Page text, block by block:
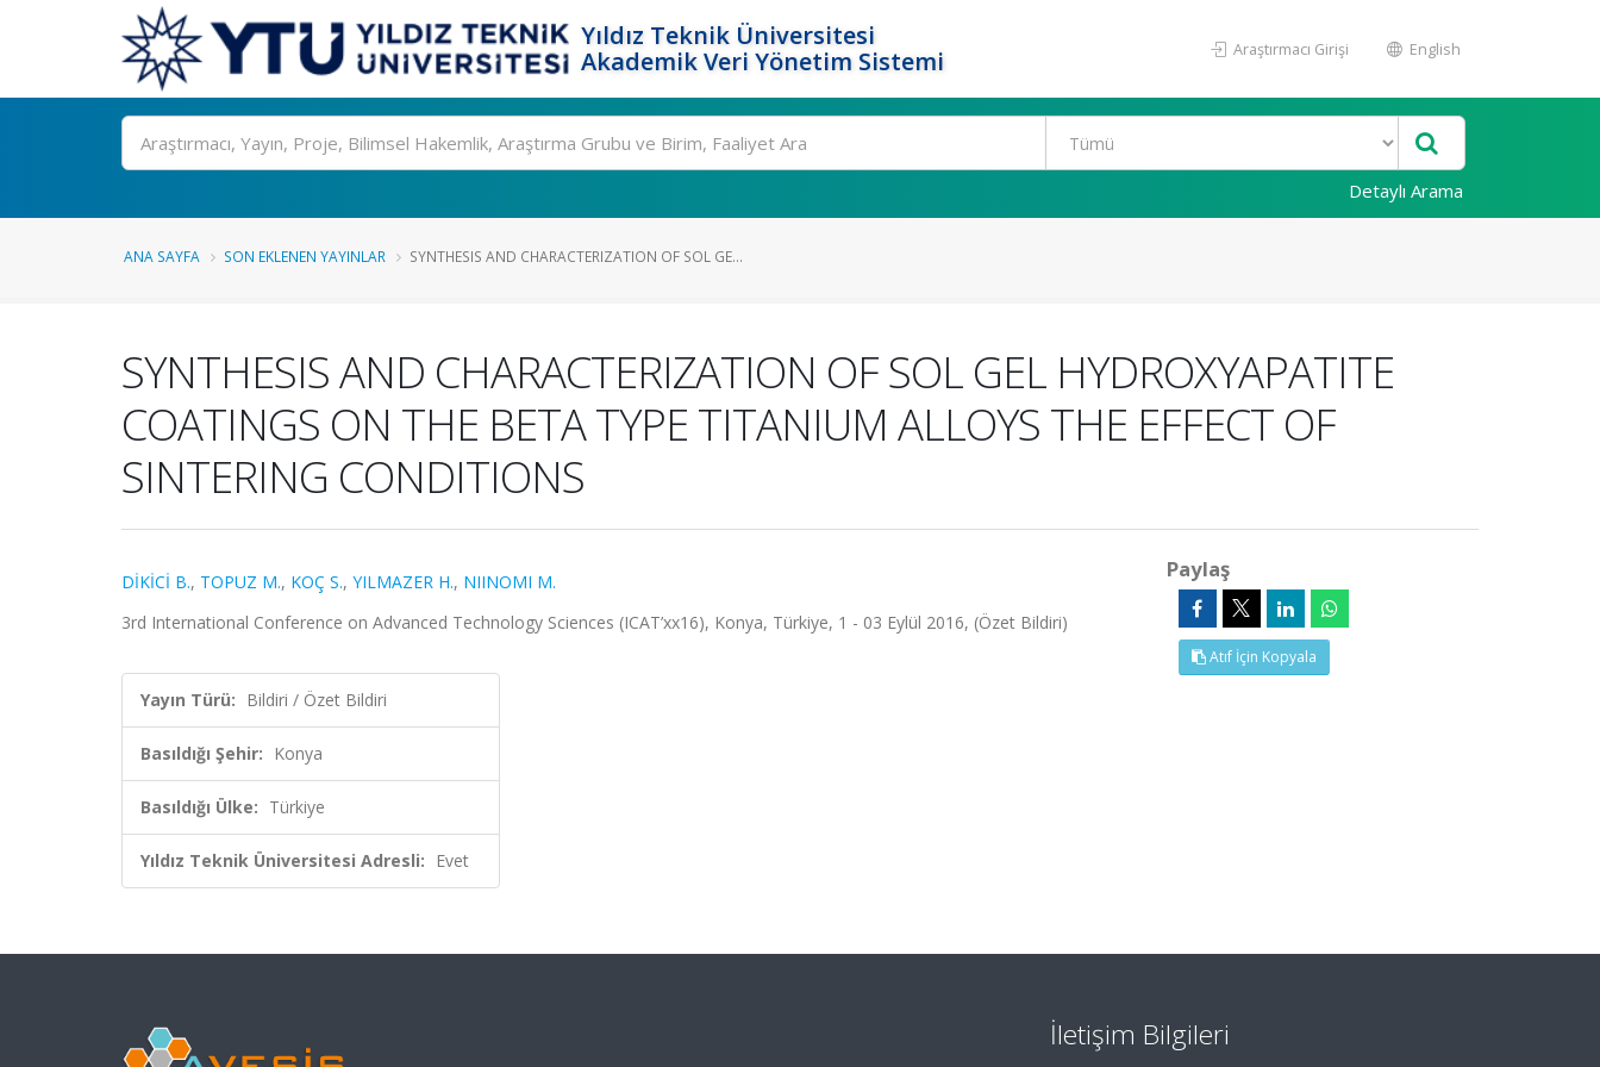
Yıldız Teknik Üniversitesi
Akademik Veri Yönetim Sistemi
Araştırmacı Girişi English
Ara
Detaylı Arama
ANA SAYFA SON EKLENEN YAYINLAR SYNTHESIS AND CHARACTERIZATION OF SOL GE...
SYNTHESIS AND CHARACTERIZATION OF SOL GEL HYDROXYAPATITE
COATINGS ON THE BETA TYPE TITANIUM ALLOYS THE EFFECT OF
SINTERING CONDITIONS
DİKİCİ B., TOPUZ M., KOÇ S., YILMAZER H., NIINOMI M.
3rd International Conference on Advanced Technology Sciences (ICAT’xx16), Konya, Türkiye, 1 - 03 Eylül 2016, (Özet Bildiri)
Yayın Türü: Bildiri / Özet Bildiri
Basıldığı Şehir: Konya
Basıldığı Ülke: Türkiye
Yıldız Teknik Üniversitesi Adresli: Evet
Paylaş
Atıf İçin Kopyala
İletişim Bilgileri